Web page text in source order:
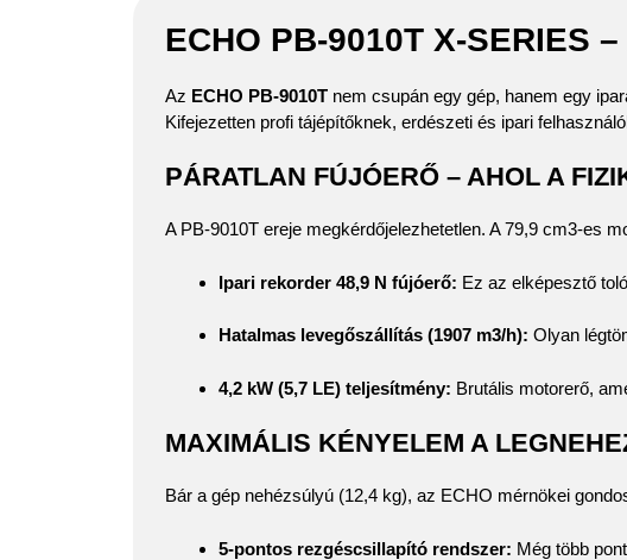
ECHO PB-9010T X-SERIES
Az ECHO PB-9010T nem csupán egy gép, hanem egy
Kifejezetten profi tájépítőknek, erdészeti és ipari
PÁRATLAN FÚJÓERŐ – AHOL A
A PB-9010T ereje megkérdőjelezhetetlen. A 79,9 cm3-es
Ipari rekorder 48,9 N fújóerő: Ez az elképesztő
Hatalmas levegőszállítás (1907 m3/h): Olyan
4,2 kW (5,7 LE) teljesítmény: Brutális motorerő,
MAXIMÁLIS KÉNYELEM A
Bár a gép nehézsúlyú (12,4 kg), az ECHO mérnökei
5-pontos rezgéscsillapító rendszer: Még több